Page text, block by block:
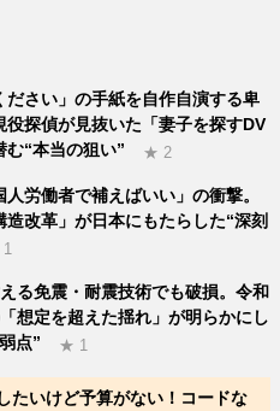
ださい」の手紙を自作自演する卑
役探偵が見抜いた「妻子を探すDV
む“本当の狙い”
★ 2
人労働者で補えばいい」の衝撃。
造改革」が日本にもたらした“深刻
える免震・耐震技術でも破損。令和
想定を超えた揺れ」が明らかにし
点”
★ 1
たいけど予算がない！コードな